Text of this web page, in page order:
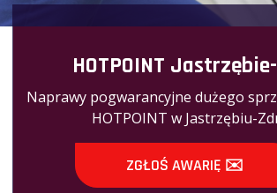
HOTPOINT
Naprawy pogwarancyjne dużego
HOTPOINT w Jastrzębiu-
ZGŁOŚ AWARIĘ ✉️